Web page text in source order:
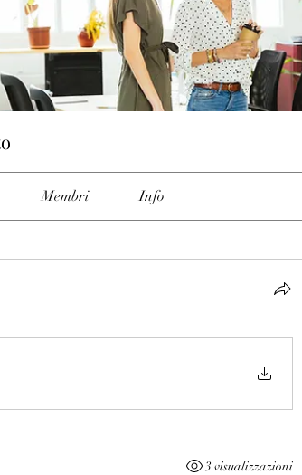
Membri Info
3 visualizzazioni